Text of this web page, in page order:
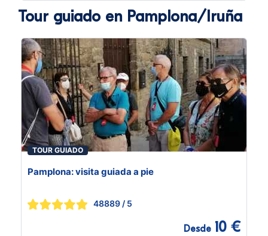
Tour guiado en Pamplona/Iruña
TOUR GUIADO
Pamplona: visita guiada a pie
48889 / 5
Desde 10 €